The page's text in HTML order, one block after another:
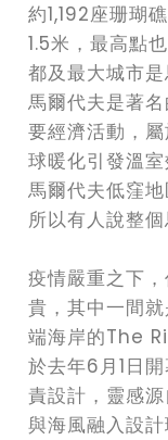
約1,192座珊瑚
1.5米，最高點
都及最大城市
馬爾代夫是著
要經濟活動，
球暖化引發溫
馬爾代夫低窪
所以有人說整
疫情嚴重之下
貴，其中一間
端海岸的The
於去年6月1日
責設計，靈感
與海風融入設